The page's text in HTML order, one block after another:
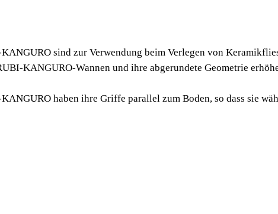
sind zur Verwendung beim Verlegen von
KANGURO-Wannen und ihre abgerundete Geometrie
haben ihre Griffe parallel zum Boden, so dass sie